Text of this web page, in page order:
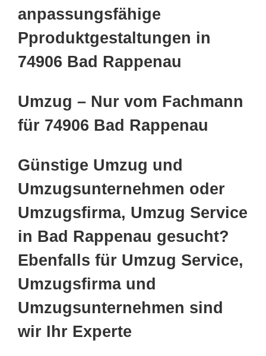
anpassungsfähige
Pproduktgestaltungen in
74906 Bad Rappenau
Umzug – Nur vom Fachmann
für 74906 Bad Rappenau
Günstige Umzug und
Umzugsunternehmen oder
Umzugsfirma, Umzug Service
in Bad Rappenau gesucht?
Ebenfalls für Umzug Service,
Umzugsfirma und
Umzugsunternehmen sind
wir Ihr Experte